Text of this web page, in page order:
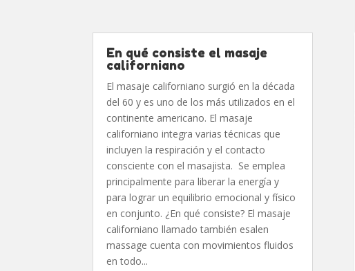
En qué consiste el masaje
californiano
El masaje californiano surgió en la década
del 60 y es uno de los más utilizados en el
continente americano. El masaje
californiano integra varias técnicas que
incluyen la respiración y el contacto
consciente con el masajista. Se emplea
principalmente para liberar la energía y
para lograr un equilibrio emocional y físico
en conjunto. ¿En qué consiste? El masaje
californiano llamado también esalen
massage cuenta con movimientos fluidos
en todo...